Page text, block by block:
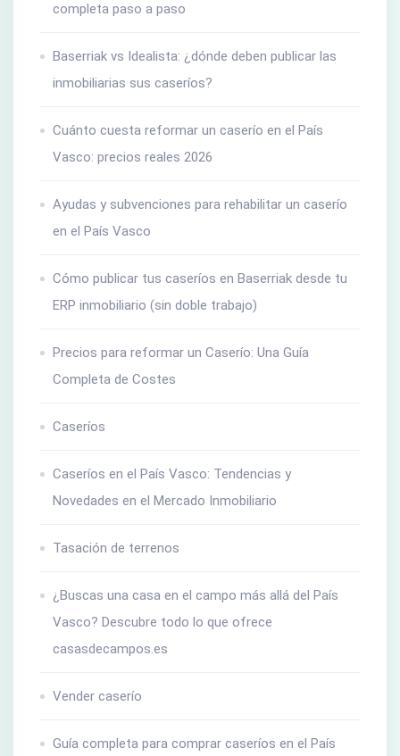
completa paso a paso
Baserriak vs Idealista: ¿dónde deben publicar las
inmobiliarias sus caseríos?
Cuánto cuesta reformar un caserío en el País
Vasco: precios reales 2026
Ayudas y subvenciones para rehabilitar un caserío
en el País Vasco
Cómo publicar tus caseríos en Baserriak desde tu
ERP inmobiliario (sin doble trabajo)
Precios para reformar un Caserío: Una Guía
Completa de Costes
Caseríos
Caseríos en el País Vasco: Tendencias y
Novedades en el Mercado Inmobiliario
Tasación de terrenos
¿Buscas una casa en el campo más allá del País
Vasco? Descubre todo lo que ofrece
casasdecampos.es
Vender caserío
Guía completa para comprar caseríos en el País